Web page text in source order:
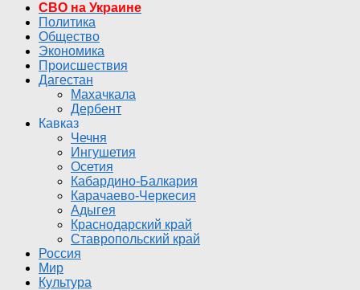
СВО на Украине
Политика
Общество
Экономика
Происшествия
Дагестан
Махачкала
Дербент
Кавказ
Чечня
Ингушетия
Осетия
Кабардино-Балкария
Карачаево-Черкесия
Адыгея
Краснодарский край
Ставропольский край
Россия
Мир
Культура